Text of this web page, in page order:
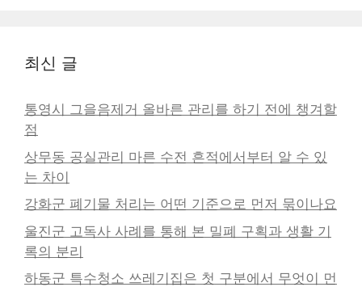
최신 글
통영시 그을음제거 올바른 관리를 하기 전에 챙겨할
점
상무동 공실관리 마른 수전 흔적에서부터 알 수 있
는 차이
강화군 폐기물 처리는 어떤 기준으로 먼저 묶이나요
울진군 고독사 사례를 통해 본 밀폐 구획과 생활 기
록의 분리
하동군 특수청소 쓰레기집은 첫 구분에서 무엇이 먼